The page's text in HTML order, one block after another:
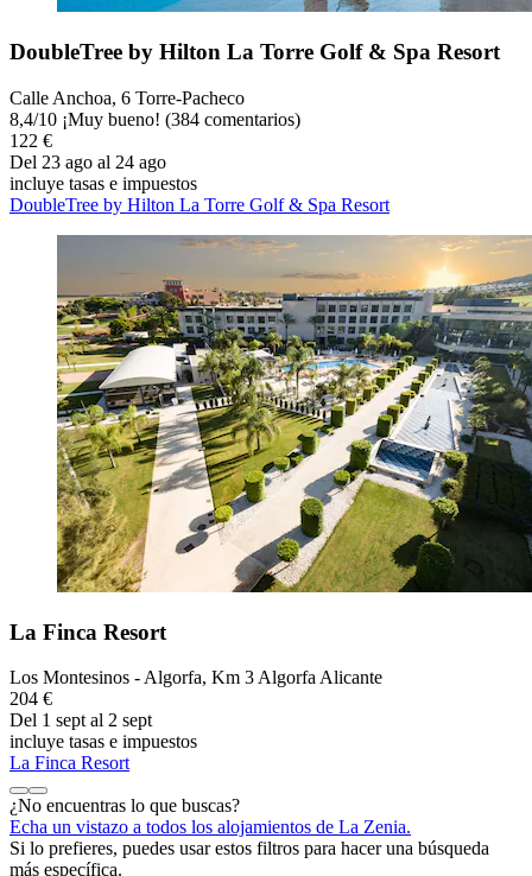
DoubleTree by Hilton La Torre Golf & Spa Resort
Calle Anchoa, 6 Torre-Pacheco
8,4/10 ¡Muy bueno! (384 comentarios)
122 €
Del 23 ago al 24 ago
incluye tasas e impuestos
DoubleTree by Hilton La Torre Golf & Spa Resort
La Finca Resort
Los Montesinos - Algorfa, Km 3 Algorfa Alicante
204 €
Del 1 sept al 2 sept
incluye tasas e impuestos
La Finca Resort
¿No encuentras lo que buscas?
Echa un vistazo a todos los alojamientos de La Zenia.
Si lo prefieres, puedes usar estos filtros para hacer una búsqueda
más específica.